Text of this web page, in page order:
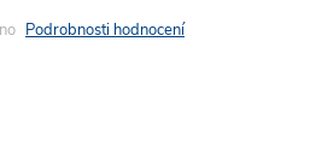
Podrobnosti hodnocení